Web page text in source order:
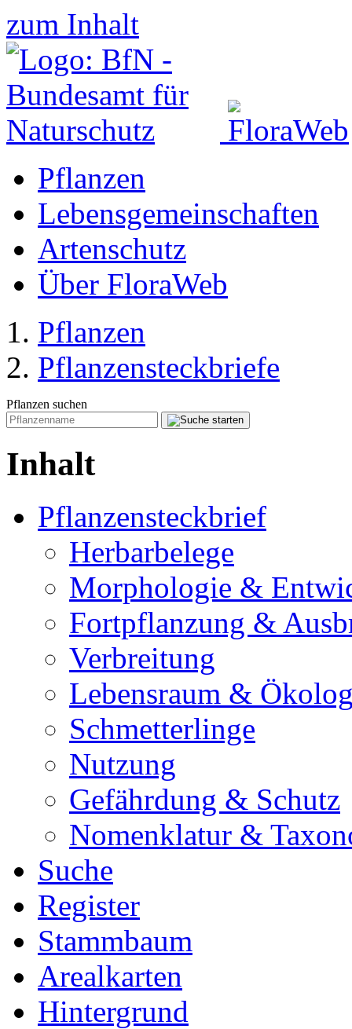
zum Inhalt
Pflanzen
Lebensgemeinschaften
Artenschutz
Über FloraWeb
Pflanzen
Pflanzensteckbriefe
Pflanzen suchen
Inhalt
Pflanzensteckbrief
Herbarbelege
Morphologie &
Fortpflanzung &
Verbreitung
Lebensraum &
Schmetterlinge
Nutzung
Gefährdung & Schutz
Nomenklatur &
Suche
Register
Stammbaum
Arealkarten
Hintergrund